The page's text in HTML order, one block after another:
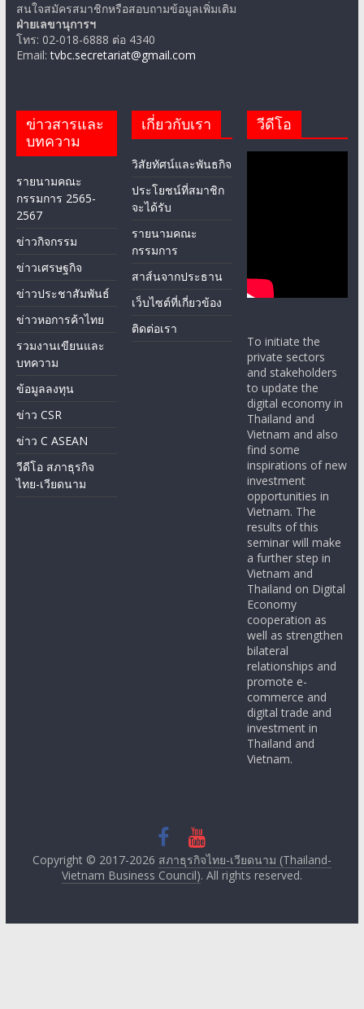
สนใจสมัครสมาชิกหรือสอบถามข้อมูลเพิ่มเติม
ฝ่ายเลขานุการฯ
โทร: 02-018-6888 ต่อ 4340
Email:tvbc.secretariat@gmail.com
ข่าวสารและ
บทความ
รายนามคณะ
กรรมการ 2565-
2567
ข่าวกิจกรรม
ข่าวเศรษฐกิจ
ข่าวประชาสัมพันธ์
ข่าวหอการค้าไทย
รวมงานเขียนและ
บทความ
ข้อมูลลงทุน
ข่าว CSR
ข่าว C ASEAN
วีดีโอ สภาธุรกิจ
ไทย-เวียดนาม
เกี่ยวกับเรา
วิสัยทัศน์และพันธกิจ
ประโยชน์ที่สมาชิก
จะได้รับ
รายนามคณะ
กรรมการ
สาส์นจากประธาน
เว็บไซต์ที่เกี่ยวข้อง
ติดต่อเรา
วีดีโอ
To initiate the
private sectors
and stakeholders
to update the
digital economy in
Thailand and
Vietnam and also
find some
inspirations of new
investment
opportunities in
Vietnam. The
results of this
seminar will make
a further step in
Vietnam and
Thailand on Digital
Economy
cooperation as
well as strengthen
bilateral
relationships and
promote e-
commerce and
digital trade and
investment in
Thailand and
Vietnam.
Copyright © 2017-2026 สภาธุรกิจไทย-เวียดนาม (Thailand-
Vietnam Business Council). All rights reserved.